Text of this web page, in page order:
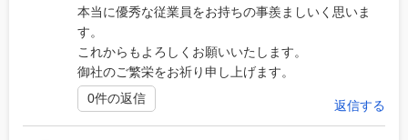
本当に優秀な従業員をお持ちの事羨ましいく思いま
す。
これからもよろしくお願いいたします。
御社のご繁栄をお祈り申し上げます。
返信する
0件の返信